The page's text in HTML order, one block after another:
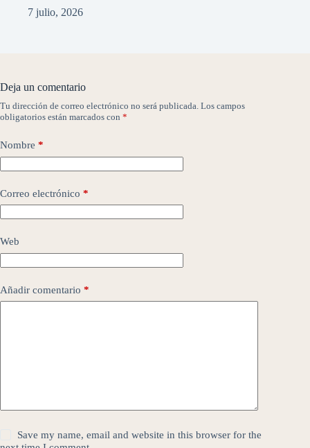
7 julio, 2026
Deja un comentario
Tu dirección de correo electrónico no será publicada. Los campos
obligatorios están marcados con *
Nombre *
Correo electrónico *
Web
Añadir comentario *
Save my name, email and website in this browser for the